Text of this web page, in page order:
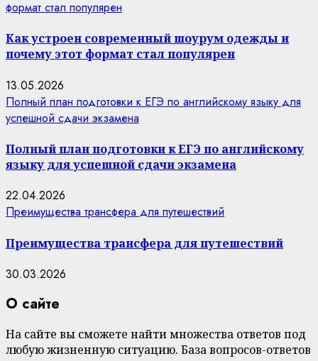
формат стал популярен
Как устроен современный шоурум одежды и
почему этот формат стал популярен
13.05.2026
Полный план подготовки к ЕГЭ по английскому языку для
успешной сдачи экзамена
Полный план подготовки к ЕГЭ по английскому
языку для успешной сдачи экзамена
22.04.2026
Преимущества трансфера для путешествий
Преимущества трансфера для путешествий
30.03.2026
О сайте
На сайте вы сможете найти множества ответов под
любую жизненную ситуацию. База вопросов-ответов